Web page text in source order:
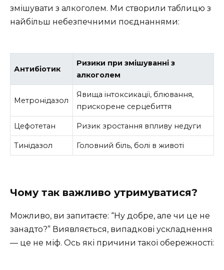
змішувати з алкоголем. Ми створили таблицю з
найбільш небезпечними поєднаннями:
Антибіотик
Ризики при змішуванні з
алкоголем
Метронідазол
Явища інтоксикації, блювання,
прискорене серцебиття
Цефотетан Ризик зростання впливу недуги
Тинідазол Головний біль, болі в животі
Чому так важливо утримуватися?
Можливо, ви запитаєте: “Ну добре, але чи це не
занадто?” Виявляється, випадкові ускладнення
— це не міф. Ось які причини такої обережності: